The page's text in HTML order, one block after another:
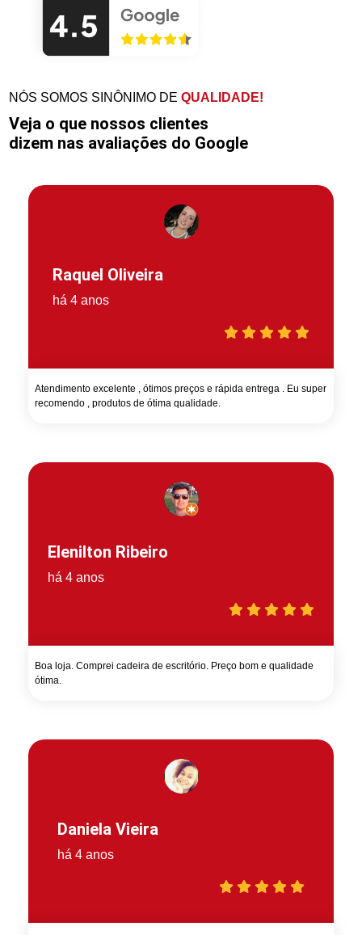
NÓS SOMOS SINÔNIMO DEQUALIDADE!
Veja o que nossos clientes
dizem nas avaliações do Google
Raquel Oliveira
há 4 anos
Atendimento excelente , ótimos preços e rápida entrega . Eu super
recomendo , produtos de ótima qualidade.
Elenilton Ribeiro
há 4 anos
Boa loja. Comprei cadeira de escritório. Preço bom e qualidade
ótima.
Daniela Vieira
há 4 anos